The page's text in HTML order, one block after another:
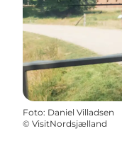
Foto: Daniel Villadsen
© VisitNordsjælland